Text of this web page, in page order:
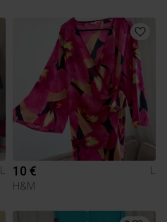
L 10 €
L
H&M